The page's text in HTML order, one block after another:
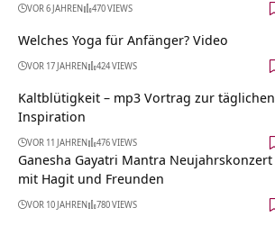
VOR 6 JAHREN 470 VIEWS
Welches Yoga für Anfänger? Video
VOR 17 JAHREN 424 VIEWS
Kaltblütigkeit – mp3 Vortrag zur täglichen
Inspiration
VOR 11 JAHREN 476 VIEWS
Ganesha Gayatri Mantra Neujahrskonzert
mit Hagit und Freunden
VOR 10 JAHREN 780 VIEWS